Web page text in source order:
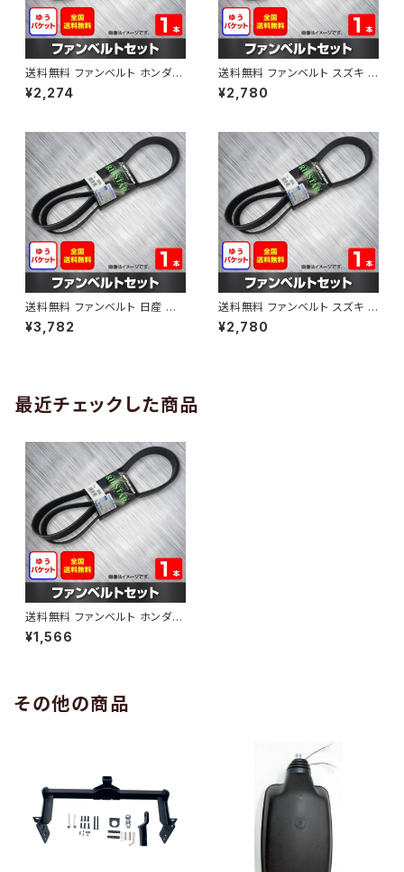
送料無料 ファンベルト ホンダ フ
ィット 型式GE6 H19.10～H25.
09 （国内トップメーカー） 1本 H
¥2,274
送料無料 ファンベルト スズキ ス
ペーシア 型式MK32S H25.03
～H30.02 （国内トップメーカ
¥2,780
送料無料 ファンベルト 日産 キ
ューブ 型式Z12 H20.11～H24.
10 （国内トップメーカー） 1本 H
¥3,782
送料無料 ファンベルト スズキ ワ
ゴンR 型式MH34S H24.09～
H29.02 （国内トップメーカー）
¥2,780
最近チェックした商品
送料無料 ファンベルト ホンダ N
-ONE 型式JG2 H24.10～ （国
内トップメーカー） 1本 HAB-01
¥1,566
その他の商品